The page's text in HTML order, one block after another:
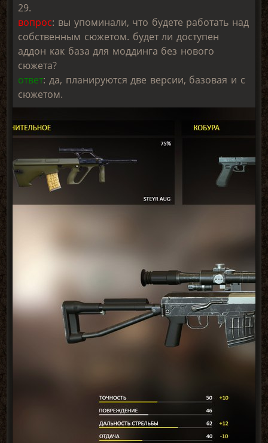
29.
вопрос: вы упоминали, что будете работать над
собственным сюжетом. будет ли доступен
аддон как база для моддинга без нового
сюжета?
ответ: да, планируются две версии, базовая и с
сюжетом.